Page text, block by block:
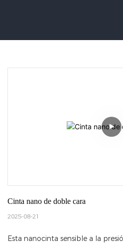
Cinta nano de doble cara
2025-08-21
Esta nanocinta sensible a la